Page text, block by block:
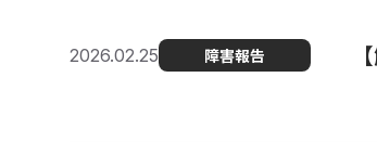
2026.02.25 障害報告